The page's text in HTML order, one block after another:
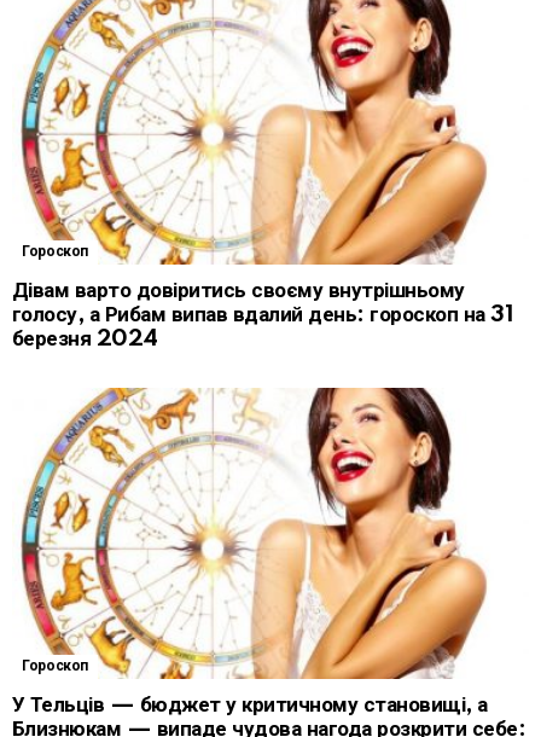
Гороскоп
Дівам варто довіритись своєму внутрішньому
голосу, а Рибам випав вдалий день: гороскоп на 31
березня 2024
Гороскоп
У Тельців — бюджет у критичному становищі, а
Близнюкам — випаде чудова нагода розкрити себе: